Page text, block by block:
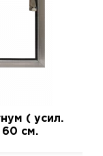
( усил.
см.